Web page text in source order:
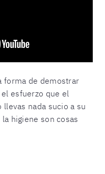
forma de demostrar
esfuerzo que el
nada sucio a su
higiene son cosas